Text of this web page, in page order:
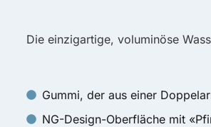
Die einzigartige, voluminöse
Gummi, der aus einer
NG-Design-Oberfläche mit